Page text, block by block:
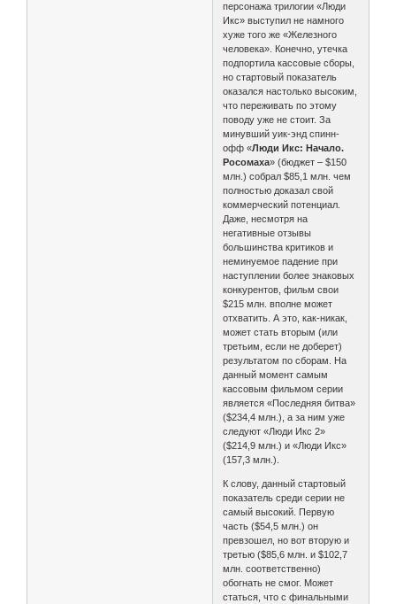
персонажа трилогии «Люди
Икс» выступил не намного
хуже того же «Железного
человека». Конечно, утечка
подпортила кассовые сборы,
но стартовый показатель
оказался настолько высоким,
что переживать по этому
поводу уже не стоит. За
минувший уик-энд спинн-
офф «Люди Икс: Начало.
Росомаха» (бюджет – $150
млн.) собрал $85,1 млн. чем
полностью доказал свой
коммерческий потенциал.
Даже, несмотря на
негативные отзывы
большинства критиков и
неминуемое падение при
наступлении более знаковых
конкурентов, фильм свои
$215 млн. вполне может
отхватить. А это, как-никак,
может стать вторым (или
третьим, если не доберет)
результатом по сборам. На
данный момент самым
кассовым фильмом серии
является «Последняя битва»
($234,4 млн.), а за ним уже
следуют «Люди Икс 2»
($214,9 млн.) и «Люди Икс»
(157,3 млн.).
К слову, данный стартовый
показатель среди серии не
самый высокий. Первую
часть ($54,5 млн.) он
превзошел, но вот вторую и
третью ($85,6 млн. и $102,7
млн. соответственно)
обогнать не смог. Может
статься, что с финальными